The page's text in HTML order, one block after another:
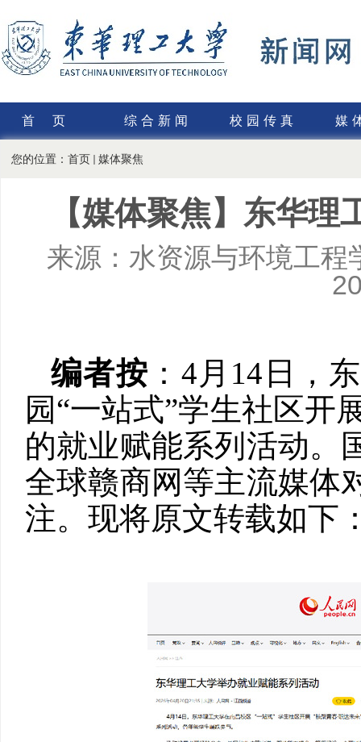
首页 综合新闻 校园传真 媒
您的位置： 首页 媒体聚焦
【媒体聚焦】东华
来源：水资源与环境工程
编者按 ： 4月14日，
园“一站式”学生社区开
的就业赋能系列活动。
全球赣商网等主流媒体
注。现将原文转载如下